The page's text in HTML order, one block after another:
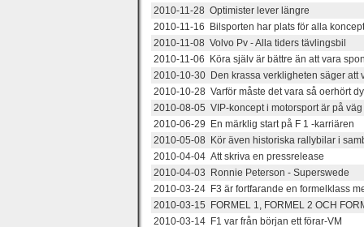
2010-11-28 Optimister lever längre
2010-11-16 Bilsporten har plats för alla
2010-11-08 Volvo Pv - Alla tiders tävlingsbil
2010-11-06 Köra själv är bättre än att vara
2010-10-30 Den krassa verkligheten säger att
2010-10-28 Varför måste det vara så oerhört
2010-08-05 VIP-koncept i motorsport är på väg
2010-06-29 En märklig start på F 1 -karriären
2010-05-08 Kör även historiska rallybilar i
2010-04-04 Att skriva en pressrelease
2010-04-03 Ronnie Peterson - Superswede
2010-03-24 F3 är fortfarande en formelklass
2010-03-15 FORMEL 1, FORMEL 2 OCH
2010-03-14 F1 var från början ett förar-VM